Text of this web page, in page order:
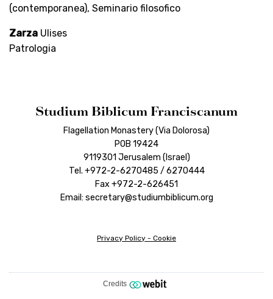
(contemporanea), Seminario filosofico
Zarza Ulises
Patrologia
Studium Biblicum Franciscanum
Flagellation Monastery (Via Dolorosa)
POB 19424
9119301 Jerusalem (Israel)
Tel. +972-2-6270485 / 6270444
Fax +972-2-626451
Email: secretary@studiumbiblicum.org
Privacy Policy - Cookie
Credits